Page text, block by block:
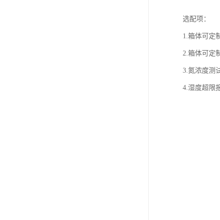
选配项：
1.箱体可定
2.箱体可定
3.氮浓度测
4.湿度超限